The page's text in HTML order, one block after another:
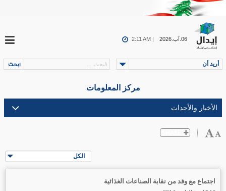
06.آب.2026 2:11 AM |
أريد أن
مركز المعلومات
الكل
اجتماع مع وفد من نقابة الصناعات الغذائية